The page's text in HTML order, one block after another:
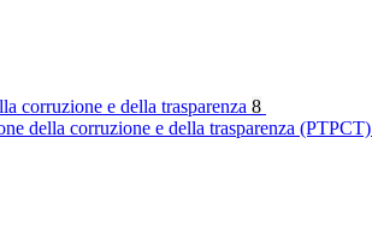
corruzione e della trasparenza 8
della corruzione e della trasparenza (PTPCT)